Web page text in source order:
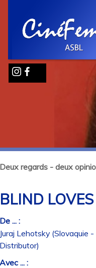
regards - deux
LOVES
... :
Lehotsky (Slovaquie
... :